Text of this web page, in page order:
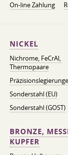
On-line Zahlung
NICKEL
Nichrome, FeСrAl, ​​
Thermopaare
Sonderstahl (EU)
Sonderstahl (GOST)
BRONZE,
KUPFER